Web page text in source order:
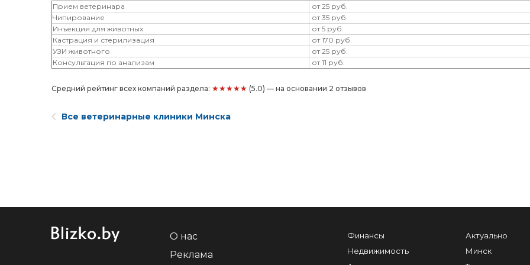
Прием ветеринара
от 25 руб.
Чипирование
от 35 руб.
Инъекция для животных
от 5 руб.
Кастрация и стерилизация
от 170 руб.
‎УЗИ животного
от 25 руб.
Консультация по анализам
от 11 руб.
Средний рейтинг всех компаний раздела: ★★★★★ (5.0) — на основании 2 отзывов
Все ветеринарные клиники Минска
О нас
Реклама
Финансы
Недвижимость
Актуально
Минск